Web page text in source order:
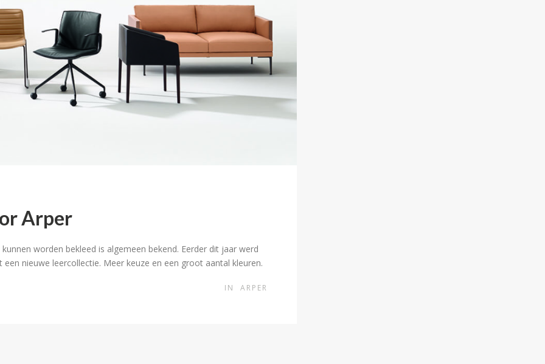
Arper
worden bekleed is algemeen bekend. Eerder dit jaar werd
nieuwe leercollectie. Meer keuze en een groot aantal kleuren.
IN ARPER